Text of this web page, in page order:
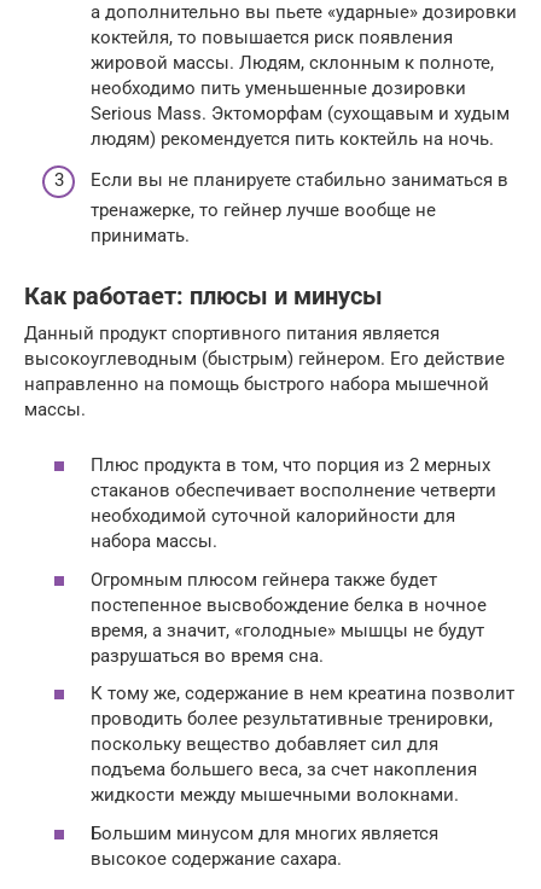
а дополнительно вы пьете «ударные» дозировки
коктейля, то повышается риск появления
жировой массы. Людям, склонным к полноте,
необходимо пить уменьшенные дозировки
Serious Mass. Эктоморфам (сухощавым и худым
людям) рекомендуется пить коктейль на ночь.
Если вы не планируете стабильно заниматься в
тренажерке, то гейнер лучше вообще не
принимать.
Как работает: плюсы и минусы
Данный продукт спортивного питания является
высокоуглеводным (быстрым) гейнером. Его действие
направленно на помощь быстрого набора мышечной
массы.
Плюс продукта в том, что порция из 2 мерных
стаканов обеспечивает восполнение четверти
необходимой суточной калорийности для
набора массы.
Огромным плюсом гейнера также будет
постепенное высвобождение белка в ночное
время, а значит, «голодные» мышцы не будут
разрушаться во время сна.
К тому же, содержание в нем креатина позволит
проводить более результативные тренировки,
поскольку вещество добавляет сил для
подъема большего веса, за счет накопления
жидкости между мышечными волокнами.
Большим минусом для многих является
высокое содержание сахара.